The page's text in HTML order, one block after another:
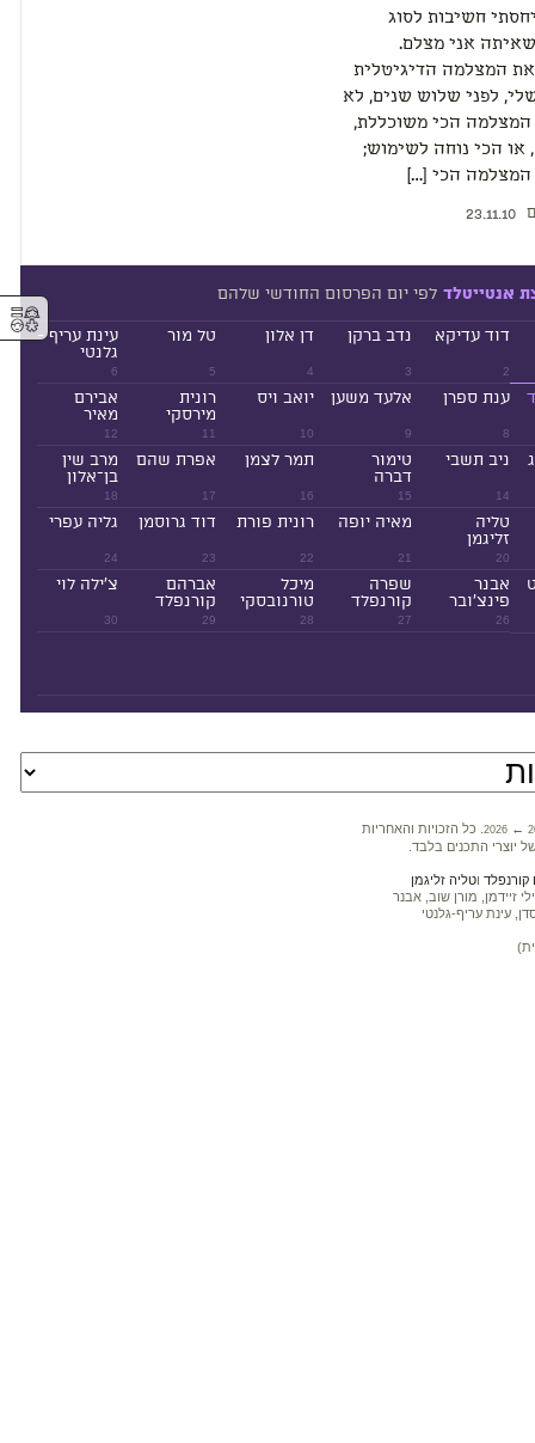
חשיבות לסוג
אני מצלם.
המצלמה הדיגיטלית
לפני שלוש שנים, לא
המצלמה הכי משוכללת,
או הכי נוחה לשימוש;
המצלמה הכי […]
23.11.10
אנטייטלד לפי יום הפרסום החודשי שלהם
2
דוד עדיקא
3
נדב ברקן
4
דן אלון
5
טל מור
6
עינת עריף -
גלנטי
8
ענת ספרן
9
אלעד משען
10
יואב ויס
11
רונית
מירסקי
12
אבירם
מאיר
14
ניב תשבי
15
טימור
דברה
16
תמר לצמן
17
אפרת שהם
18
מרב שין
בן־אלון
20
טליה
זליגמן
21
מאיה יופה
22
רונית פורת
23
דוד גרוסמן
24
גליה עפרי
26
אבנר
פינצ'ובר
27
שפרה
קורנפלד
28
מיכל
טורנובסקי
29
אברהם
קורנפלד
30
צ'ילה לוי
2026 ←
. כל הזכויות והאחריות
יוצרי התכנים בלבד.
וטליה זליגמן
זיידמן, מורן שוב, אבנר
עינת עריף-גלנטי
⚥︎